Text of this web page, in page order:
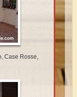
Case Rosse,